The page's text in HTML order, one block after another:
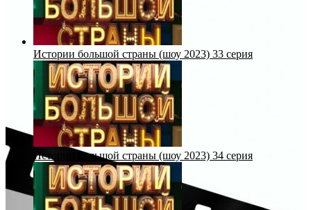
Истории большой страны (шоу 2023) 33 серия
Истории большой страны (шоу 2023) 34 серия